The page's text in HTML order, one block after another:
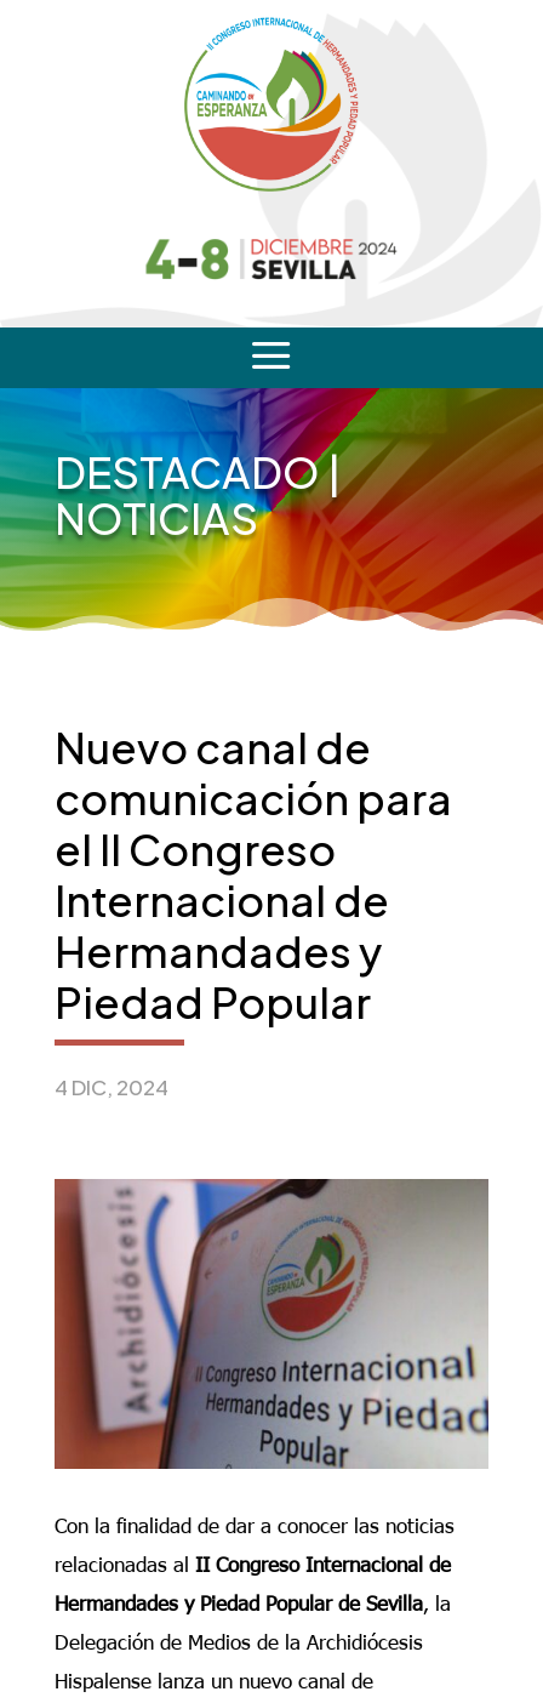
a
DESTACADO|
NOTICIAS
Nuevo canal de
comunicación para
el II Congreso
Internacional de
Hermandades y
Piedad Popular
4 DIC, 2024
Con la finalidad de dar a conocer las noticias
relacionadas al II Congreso Internacional de
Hermandades y Piedad Popular de Sevilla, la
Delegación de Medios de la Archidiócesis
Hispalense lanza un nuevo canal de